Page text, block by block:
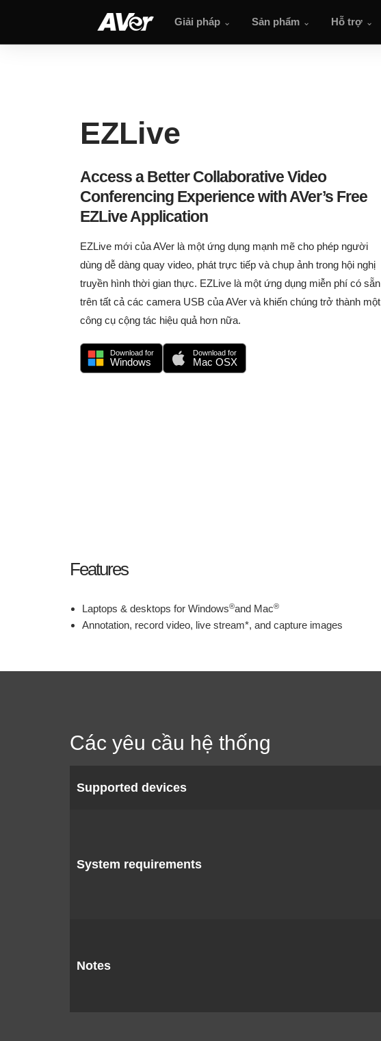
Giải pháp Sản phẩm Hỗ trợ
EZLive
EZLive
Access a Better Collaborative Video
Conferencing Experience with AVer’s Free
EZLive Application
EZLive mới của AVer là một ứng dụng mạnh mẽ cho phép người
dùng dễ dàng quay video, phát trực tiếp và chụp ảnh trong hội nghị
truyền hình thời gian thực. EZLive là một ứng dụng miễn phí có sẵn
trên tất cả các camera USB của AVer và khiến chúng trở thành một
công cụ cộng tác hiệu quả hơn nữa.
Download for
Windows
Download for
Mac OSX
Features
Laptops & desktops for Windows®and Mac®
Annotation, record video, live stream*, and capture images
Các yêu cầu hệ thống
Supported devices
System requirements
Notes